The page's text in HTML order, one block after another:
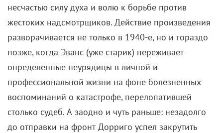
несчастью силу духа и волю к борьбе против
жестоких надсмотрщиков. Действие произведения
разворачивается не только в 1940-е, но и гораздо
позже, когда Эванс (уже старик) переживает
определенные неурядицы в личной и
профессиональной жизни на фоне болезненных
воспоминаний о катастрофе, перелопатившей
столько судеб. А заодно и чуть раньше: незадолго
до отправки на фронт Дорриго успел закрутить